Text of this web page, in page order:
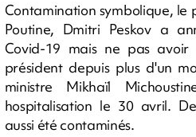
Contamination symbolique,
Poutine, Dmitri Peskov a
Covid-19 mais ne pas
président depuis plus d'un
ministre Mikhaïl
hospitalisation le 30 avril.
aussi été contaminés.